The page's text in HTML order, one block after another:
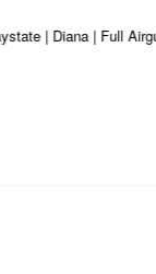
Diana | Full